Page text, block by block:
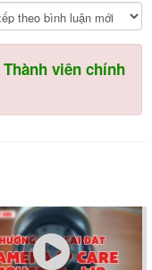
Thành viên chính